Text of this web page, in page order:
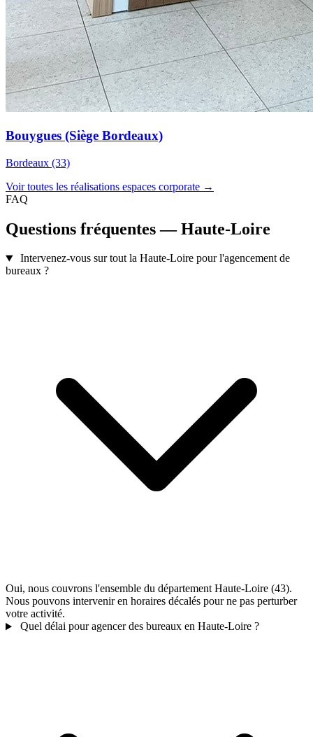
Bouygues (Siège Bordeaux)
Bordeaux (33)
Voir toutes les réalisations espaces corporate →
FAQ
Questions fréquentes — Haute-Loire
Intervenez-vous sur tout la Haute-Loire pour l'agencement de
bureaux ?
Oui, nous couvrons l'ensemble du département Haute-Loire (43).
Nous pouvons intervenir en horaires décalés pour ne pas perturber
votre activité.
Quel délai pour agencer des bureaux en Haute-Loire ?